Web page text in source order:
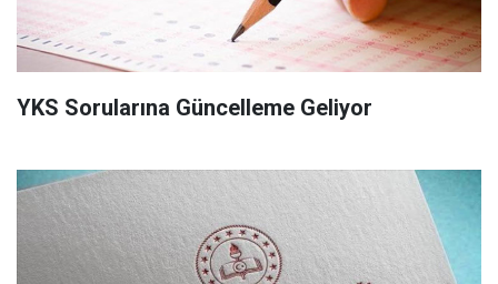
YKS Sorularına Güncelleme Geliyor